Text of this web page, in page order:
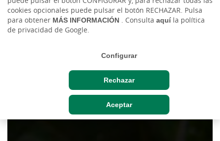
cookies opcionales puede pulsar el botón RECHAZAR. Pulsa
para obtener MÁS INFORMACIÓN . Consulta aquíla política
de privacidad de Google.
Configurar
Rechazar
Aceptar